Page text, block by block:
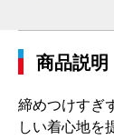
商品説明
締めつけすぎ
しい着心地を